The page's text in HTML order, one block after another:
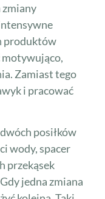
zmiany
produktów
motywująco,
Zamiast tego
i pracować
posiłków
wody, spacer
przekąsek
jedna zmiana